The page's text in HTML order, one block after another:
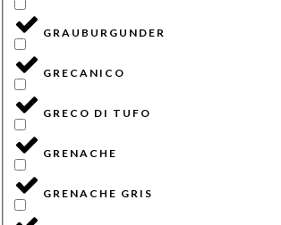
GRAUBURGUNDER
GRECANICO
GRECO DI TUFO
GRENACHE
GRENACHE GRIS